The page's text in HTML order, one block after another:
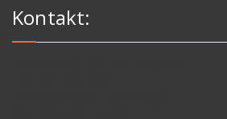
Kontakt: